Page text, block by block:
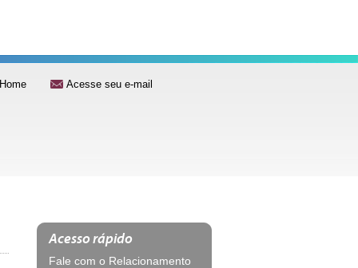
Home Acesse seu e-mail
Acesso rápido
Fale com o Relacionamento